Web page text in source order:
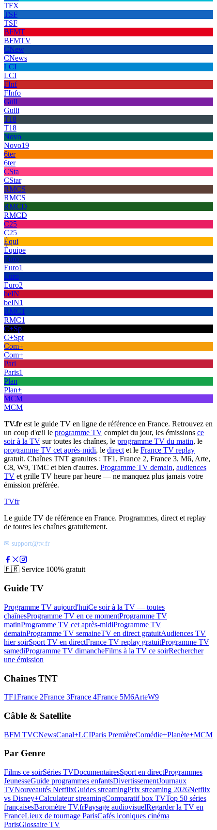
TFX
TSF
TSF
BFMT
BFMTV
CNew
CNews
LCI
LCI
FInf
FInfo
Gull
Gulli
T18
T18
Novo
Novo19
6ter
6ter
CSta
CStar
RMCS
RMCS
RMCD
RMCD
C25
C25
Équi
Équipe
Euro
Euro1
Euro
Euro2
beIN
beIN1
RMC1
RMC1
C+Sp
C+Spt
Com+
Com+
Pari
Paris1
Plan
Plan+
MCM
MCM
TV.fr est le guide TV en ligne de référence en France. Retrouvez en
un coup d'œil le programme TV complet du jour, les émissions ce
soir à la TV sur toutes les chaînes, le programme TV du matin, le
programme TV cet après-midi, le directet le France TV replay
gratuit. Chaînes TNT gratuites : TF1, France 2, France 3, M6, Arte,
C8, W9, TMC et bien d'autres. Programme TV demain, audiences
TV et grille TV heure par heure — ne manquez plus jamais votre
émission préférée.
TVfr
Le guide TV de référence en France. Programmes, direct et replay
de toutes les chaînes gratuitement.
✉ support@tv.fr
🇫🇷 Service 100% gratuit
Guide TV
Programme TV aujourd'huiCe soir à la TV — toutes
chaînesProgramme TV en ce momentProgramme TV
matinProgramme TV cet après-midiProgramme TV
demainProgramme TV semaineTV en direct gratuitAudiences TV
hier soirSport TV en directFrance TV replay gratuitProgramme TV
samediProgramme TV dimancheFilms à la TV ce soirRechercher
une émission
Chaînes TNT
TF1France 2France 3France 4France 5M6ArteW9
Câble & Satellite
BFM TVCNewsCanal+LCIParis PremièreComédie+Planète+MCM
Par Genre
Films ce soirSéries TVDocumentairesSport en directProgrammes
JeunesseGuide programmes enfantsDivertissementJournaux
TVNouveautés NetflixGuides streamingPrix streaming 2026Netflix
vs Disney+Calculateur streamingComparatif box TVTop 50 séries
françaisesBaromètre TV.frPaysage audiovisuelRegarder la TV en
FranceLieux de tournage ParisCafés iconiques cinéma
ParisGlossaire TV